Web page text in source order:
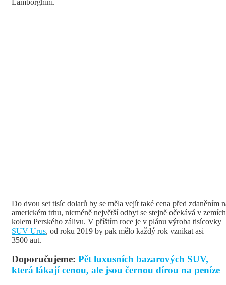
Do dvou set tisíc dolarů by se měla vejít také cena před zdaněním
americkém trhu, nicméně největší odbyt se stejně očekává v zemích
kolem Perského zálivu. V příštím roce je v plánu výroba tisícovky
SUV Urus, od roku 2019 by pak mělo každý rok vznikat asi
3500 aut.
Doporučujeme: Pět luxusních bazarových SUV,
která lákají cenou, ale jsou černou dírou na peníze